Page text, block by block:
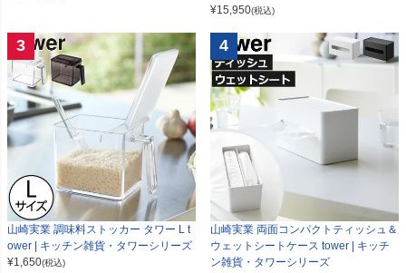
¥15,950(税込)
3
山崎実業 調味料ストッカー タワー L t
ower | キッチン雑貨・タワーシリーズ
¥1,650(税込)
4
山崎実業 両面コンパクトティッシュ＆
ウェットシートケース tower | キッチ
ン雑貨・タワーシリーズ